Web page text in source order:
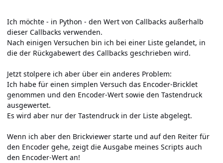
Ich möchte - in Python - den Wert von Callbacks außerhalb
dieser Callbacks verwenden.
Nach einigen Versuchen bin ich bei einer Liste gelandet, in
die der Rückgabewert des Callbacks geschrieben wird.
Jetzt stolpere ich aber über ein anderes Problem:
Ich habe für einen simplen Versuch das Encoder-Bricklet
genommen und den Encoder-Wert sowie den Tastendruck
ausgewertet.
Es wird aber nur der Tastendruck in der Liste abgelegt.
Wenn ich aber den Brickviewer starte und auf den Reiter für
den Encoder gehe, zeigt die Ausgabe meines Scripts auch
den Encoder-Wert an!